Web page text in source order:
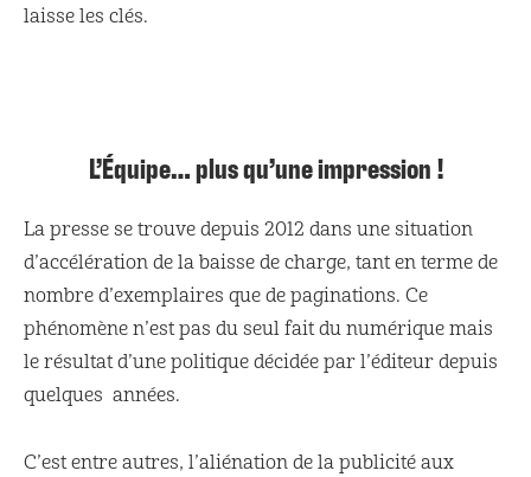
laisse les clés.
L’Équipe… plus qu’une impression !
La presse se trouve depuis 2012 dans une situation
d’accélération de la baisse de charge, tant en terme de
nombre d’exemplaires que de paginations. Ce
phénomène n’est pas du seul fait du numérique mais
le résultat d’une politique décidée par l’éditeur depuis
quelques années.
C’est entre autres, l’aliénation de la publicité aux